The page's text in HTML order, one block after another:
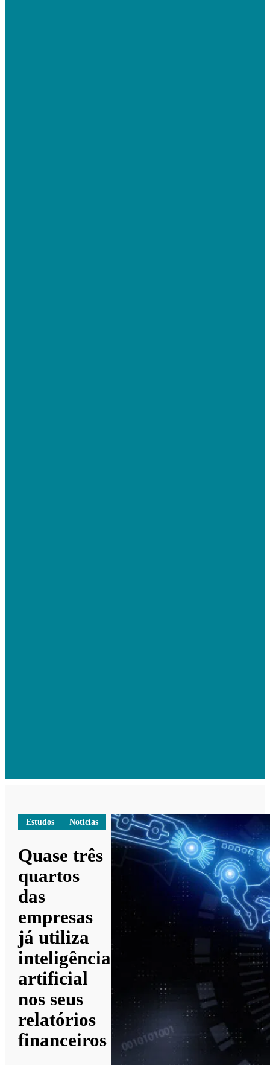
Estudos Notícias
Quase três
quartos
das
empresas
já utiliza
inteligência
artificial
nos seus
relatórios
financeiros